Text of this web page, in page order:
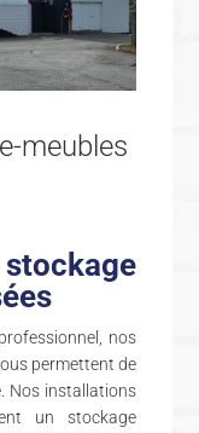
meubles
nos
permettent de
Nos installations
un stockage